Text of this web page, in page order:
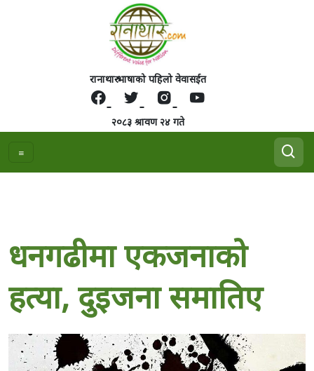
रानाथारु भाषाको पहिलो वेवासईत
२०८३ श्रावण २४ गते
धनगढीमा एकजनाको
हत्या, दुइजना समातिए